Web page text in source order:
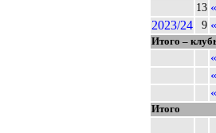
13
2023/24
9
Итого –
Итого